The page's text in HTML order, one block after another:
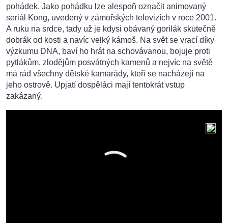
pohádek. Jako pohádku lze alespoň označit animovaný
seriál Kong, uvedený v zámořských televizích v roce 2001.
A ruku na srdce, tady už je kdysi obávaný gorilák skutečně
dobrák od kosti a navíc velký kámoš. Na svět se vrací díky
výzkumu DNA, baví ho hrát na schovávanou, bojuje proti
pytlákům, zlodějům posvátných kamenů a nejvíc na světě
má rád všechny dětské kamarády, kteří se nacházejí na
jeho ostrově. Upjatí dospěláci mají tentokrát vstup
zakázaný.